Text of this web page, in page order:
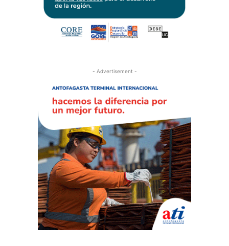
- Advertisement -